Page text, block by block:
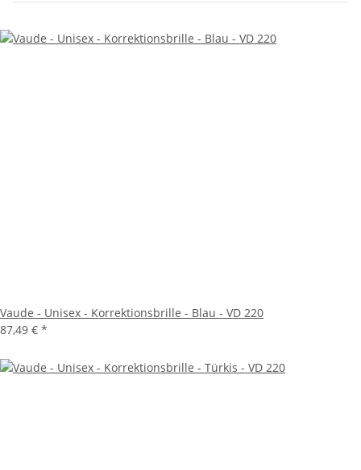
Vaude - Unisex - Korrektionsbrille - Blau - VD 220
87,49 € *